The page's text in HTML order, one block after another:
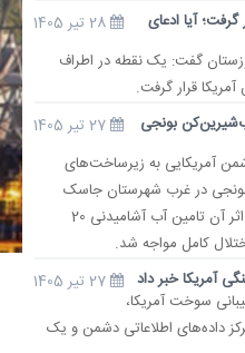
آیا ادعای
گفت: یک نقطه در اطراف
قرار گرفت.
بونجی
آمریکایی به زیرساخت‌های
بونجی در غرب شهرستان جاسک
مورد حمله تروریستی قرار گرفت که در اثر آن تامین آب آشامیدنی 20
آمریکا خبر داد
سوخت آمریکا،
داده‌های اطلاعاتی دشمن و یک